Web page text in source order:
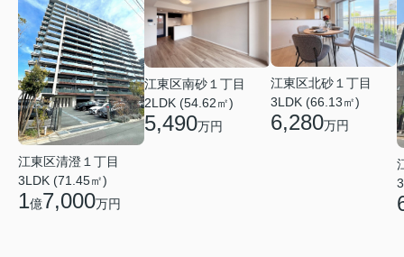
江東区清澄１丁目
3LDK (71.45㎡)
1億7,000万円
江東区南砂１丁目
2LDK (54.62㎡)
5,490万円
江東区北砂１丁目
3LDK (66.13㎡)
6,280万円